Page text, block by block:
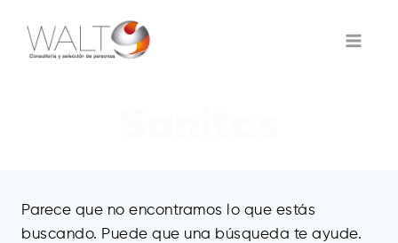
contenido
Parece que no encontramos lo que estás
buscando. Puede que una búsqueda te ayude.